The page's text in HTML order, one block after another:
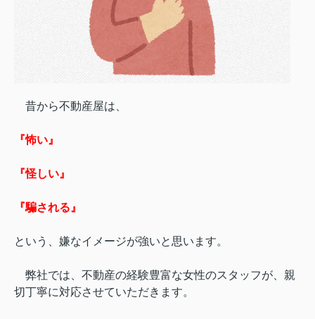
昔から不動産屋は、
『怖い』
『怪しい』
『騙される』
という、嫌なイメージが強いと思います。
弊社では、不動産の経験豊富な女性のスタッフが、 親
切丁寧に対応させていただきます。